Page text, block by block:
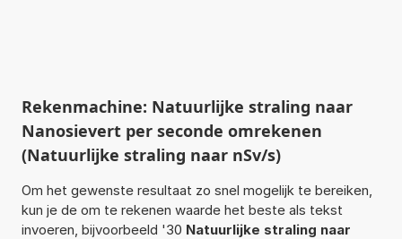
Rekenmachine: Natuurlijke straling naar
Nanosievert per seconde omrekenen
(Natuurlijke straling naar nSv/s)
Om het gewenste resultaat zo snel mogelijk te bereiken,
kun je de om te rekenen waarde het beste als tekst
invoeren, bijvoorbeeld '30 Natuurlijke straling naar